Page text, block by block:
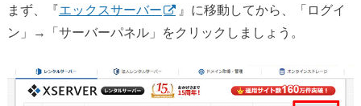
まず、『エックスサーバー
』に移動してから、「ログイ
ン」→「サーバーパネル」をクリックしましょう。